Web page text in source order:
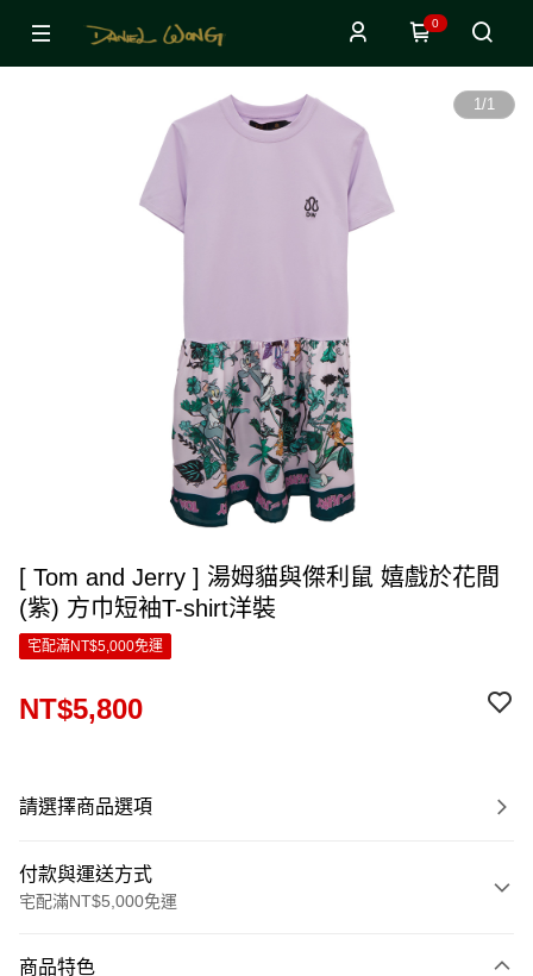
0
1/1
[ Tom and Jerry ] 湯姆貓與傑利鼠 嬉戲於花間
(紫) 方巾短袖T-shirt洋裝
宅配滿NT$5,000免運
NT$5,800
請選擇商品選項
付款與運送方式
宅配滿NT$5,000免運
商品特色